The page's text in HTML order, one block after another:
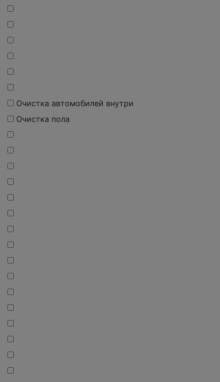
Очистка автомобилей внутри
Очистка пола